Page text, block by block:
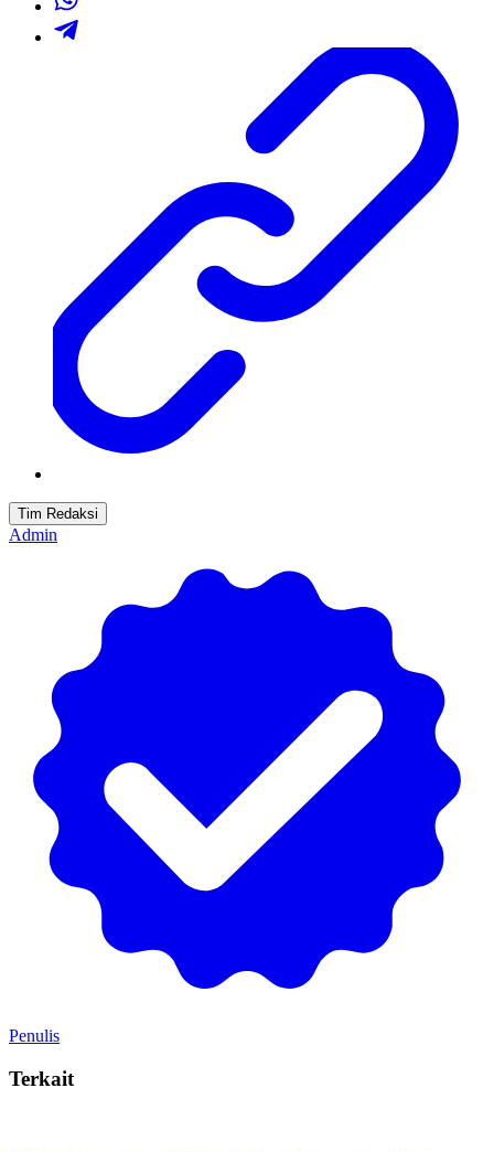
Tim Redaksi
Admin
Penulis
Terkait